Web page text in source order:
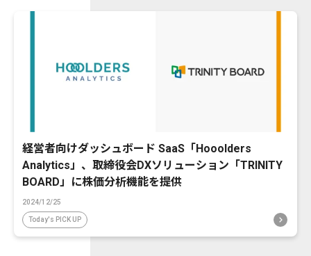
経営者向けダッシュボード SaaS「Hooolders
Analytics」、取締役会DXソリューション「TRINITY
BOARD」に株価分析機能を提供
2024/12/25
Today's PICK UP